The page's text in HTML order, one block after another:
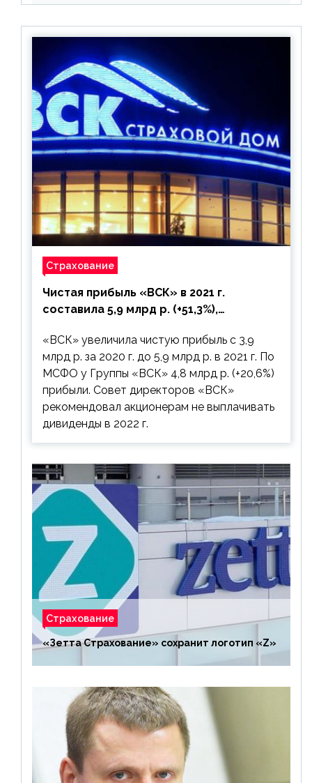
Страхование
Чистая прибыль «ВСК» в 2021 г.
составила 5,9 млрд р. (+51,3%),
выплачивать
«ВСК» увеличила чистую прибыль с 3,9
млрд р. за 2020 г. до 5,9 млрд р. в 2021 г. По
МСФО у Группы «ВСК» 4,8 млрд р. (+20,6%)
прибыли. Совет директоров «ВСК»
рекомендовал акционерам не выплачивать
дивиденды в 2022 г.
Страхование
«Зетта Страхование» сохранит логотип «Z»